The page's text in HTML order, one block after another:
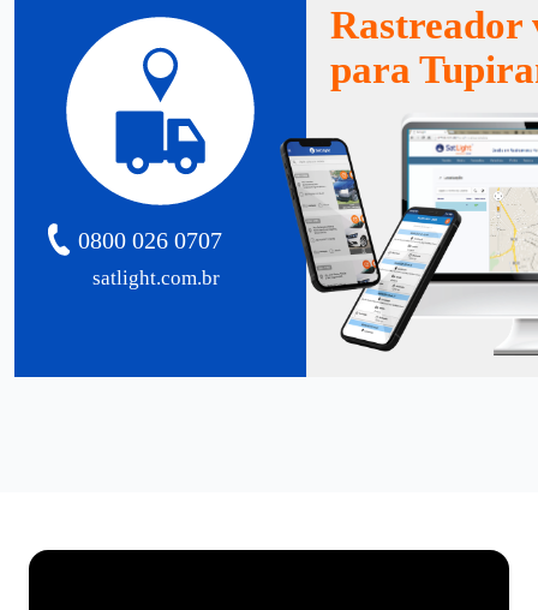
satlight.com.br
0800 026 0707
Rastreador
para